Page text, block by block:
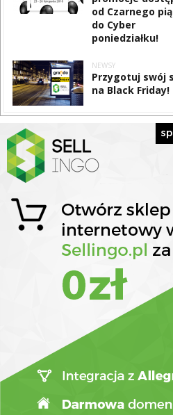
od Czarnego
do Cyber
poniedziałku!
NEWSY
Przygotuj swój
na Black Friday!